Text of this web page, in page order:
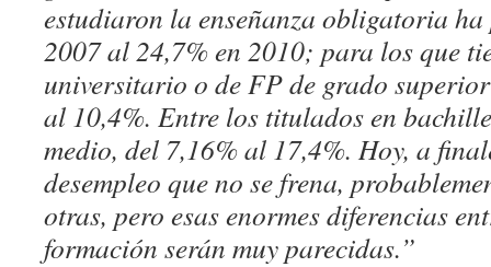
estudiaron la enseñanza obligatoria ha
2007 al 24,7% en 2010; para los que
universitario o de FP de grado
al 10,4%. Entre los titulados en
medio, del 7,16% al 17,4%. Hoy, a
desempleo que no se frena,
otras, pero esas enormes diferencias
formación serán muy parecidas.”